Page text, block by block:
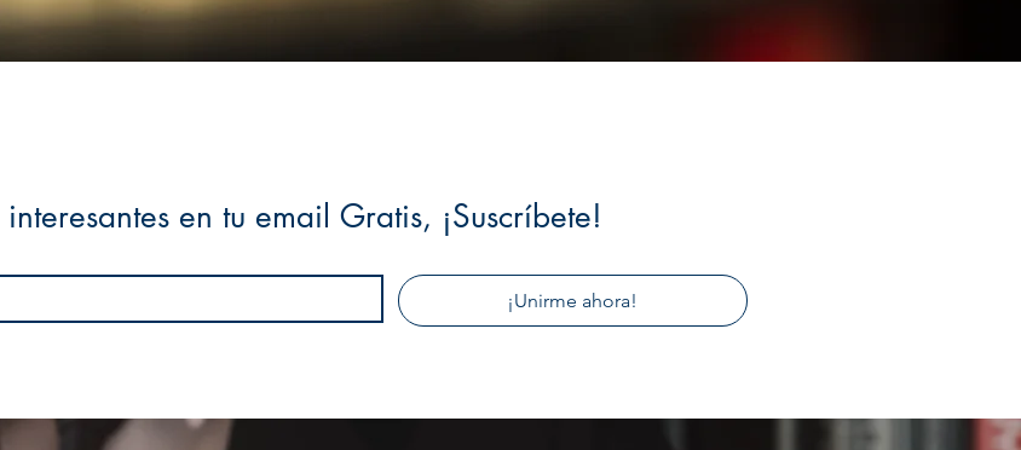
en tu email Gratis, ¡Suscríbete!
¡Unirme ahora!